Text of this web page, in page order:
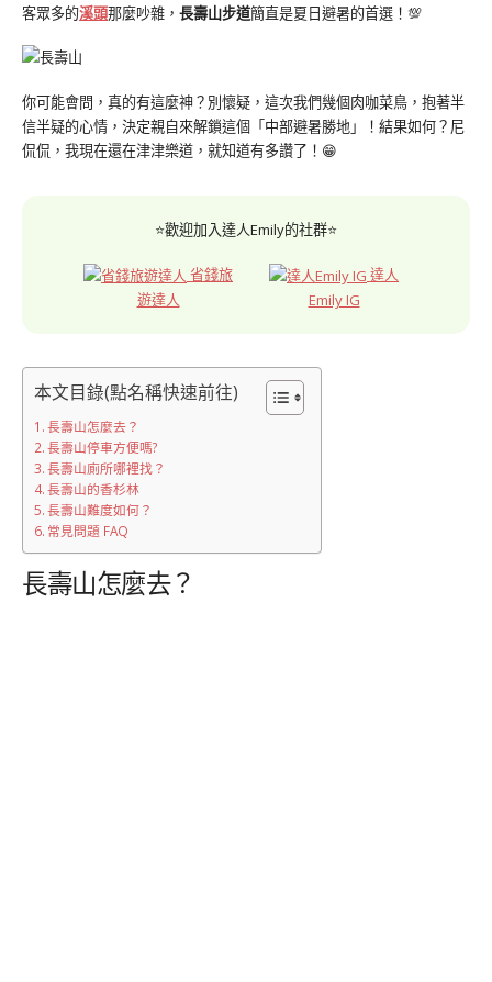
客眾多的溪頭那麼吵雜， 長壽山步道簡直是夏日避暑的首選！💯
你可能會問，真的有這麼神？別懷疑，這次我們幾個肉咖菜鳥，抱著半
信半疑的心情，決定親自來解鎖這個「中部避暑勝地」！結果如何？尼
侃侃，我現在還在津津樂道，就知道有多讚了！😁
⭐歡迎加入達人Emily的社群⭐
省錢旅
遊達人
達人
Emily IG
本文目錄(點名稱快速前往)
長壽山怎麼去？
長壽山停車方便嗎?
長壽山廁所哪裡找？
長壽山的香杉林
長壽山難度如何？
常見問題 FAQ
長壽山怎麼去？